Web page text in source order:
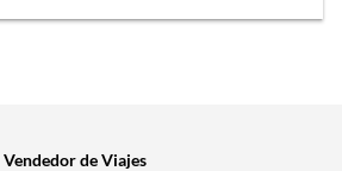
Vendedor de Viajes